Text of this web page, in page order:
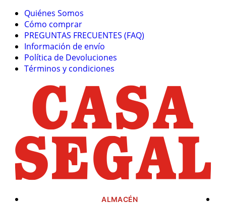
Quiénes Somos
Cómo comprar
PREGUNTAS FRECUENTES (FAQ)
Información de envío
Política de Devoluciones
Términos y condiciones
ALMACÉN